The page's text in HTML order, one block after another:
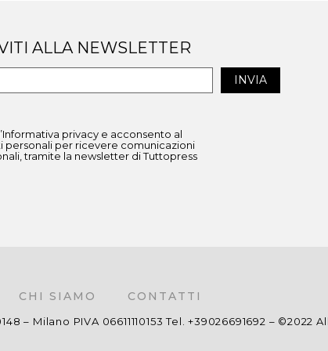
ALLA NEWSLETTER
privacy e acconsento al
per ricevere comunicazioni
tramite la newsletter di Tuttopress
CHI SIAMO CONTATTI
– Milano PIVA 06611110153 Tel. +39026691692 – ©2022